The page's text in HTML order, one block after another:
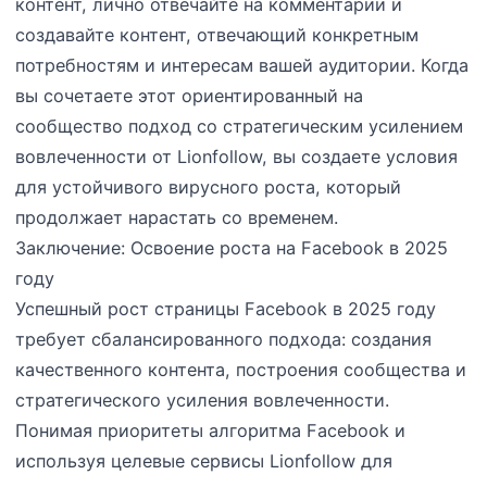
контент, лично отвечайте на комментарии и
создавайте контент, отвечающий конкретным
потребностям и интересам вашей аудитории. Когда
вы сочетаете этот ориентированный на
сообщество подход со стратегическим усилением
вовлеченности от Lionfollow, вы создаете условия
для устойчивого вирусного роста, который
продолжает нарастать со временем.
Заключение: Освоение роста на Facebook в 2025
году
Успешный рост страницы Facebook в 2025 году
требует сбалансированного подхода: создания
качественного контента, построения сообщества и
стратегического усиления вовлеченности.
Понимая приоритеты алгоритма Facebook и
используя целевые сервисы Lionfollow для